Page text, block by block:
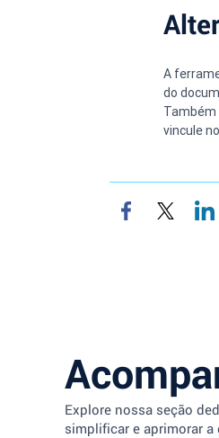
A
do
Também
vincule
Explore nossa seção
simplificar e aprimorar